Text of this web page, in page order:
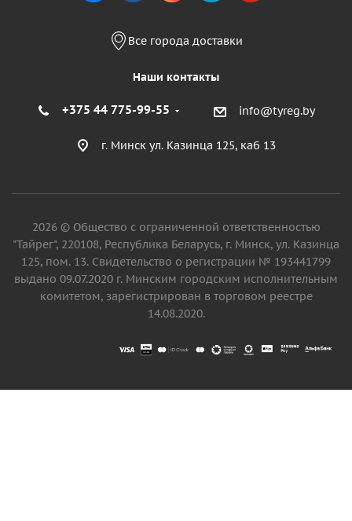
Все города доставки
Наши контакты
+375 44 775-99-55 info@tyreg.by
г. Минск ул. Казинца 125, каб 13
2026 © Общество с ограниченной ответственностью
"Тайрег", 220108, Республика Беларусь, г. Минск, ул. Казинца
125, пом. 13. Свидетельство о регистрации № 193441799
выдано 09.07.2020 г. Минским городским исполнительным
комитетом, зарегистрирован в торговом реестре
14.08.2020.